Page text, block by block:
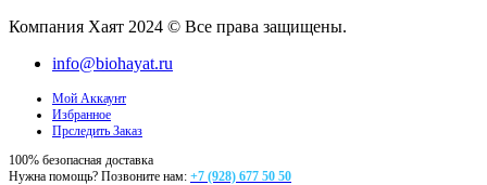
Компания Хаят 2024 © Все права защищены.
info@biohayat.ru
Мой Аккаунт
Избранное
Прследить Заказ
100% безопасная доставка
Нужна помощь? Позвоните нам: +7 (928) 677 50 50